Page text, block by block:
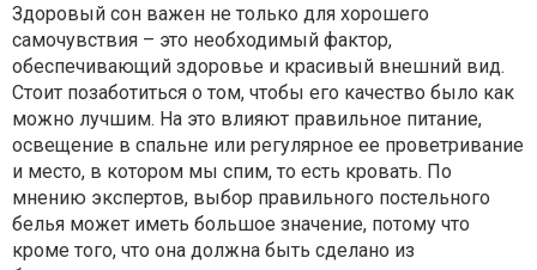
Здоровый сон важен не только для хорошего
самочувствия – это необходимый фактор,
обеспечивающий здоровье и красивый внешний вид.
Стоит позаботиться о том, чтобы его качество было как
можно лучшим. На это влияют правильное питание,
освещение в спальне или регулярное ее проветривание
и место, в котором мы спим, то есть кровать. По
мнению экспертов, выбор правильного постельного
белья может иметь большое значение, потому что
кроме того, что она должна быть сделано из